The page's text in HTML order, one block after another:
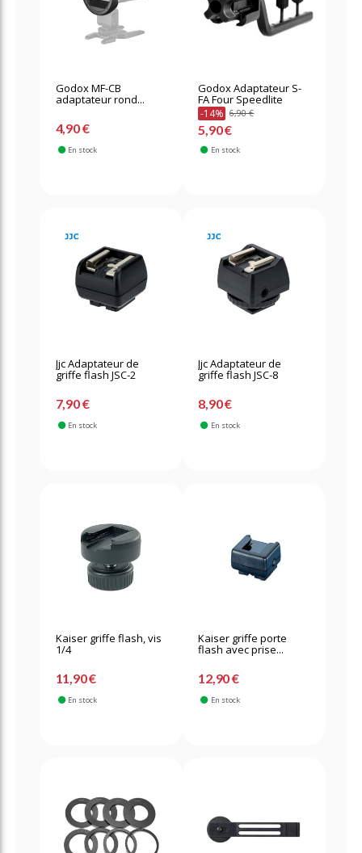
Godox MF-CB
adaptateur rond...
4,90 €
En stock
Godox Adaptateur S-
FA Four Speedlite
-14% 6,90 €
5,90 €
En stock
Jjc Adaptateur de
griffe flash JSC-2
7,90 €
En stock
Jjc Adaptateur de
griffe flash JSC-8
8,90 €
En stock
Kaiser griffe flash, vis
1/4
11,90 €
En stock
Kaiser griffe porte
flash avec prise...
12,90 €
En stock